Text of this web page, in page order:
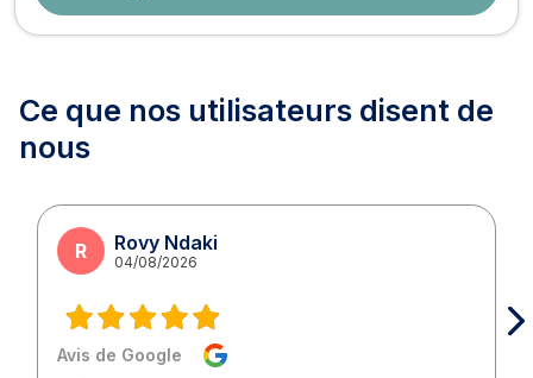
Ce que nos utilisateurs disent de
nous
R Rovy Ndaki
04/08/2026
Avis de Google